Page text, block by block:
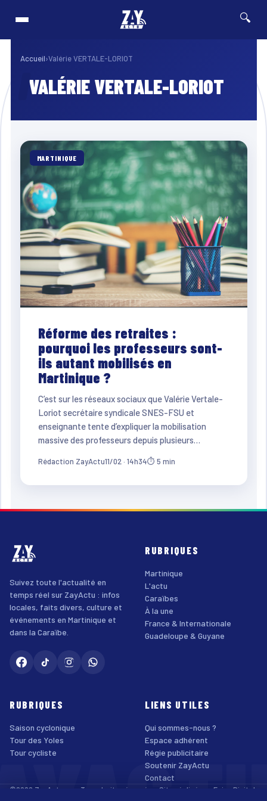
🔍
⚡ Breaking
de terrain pour retrouver les derniers véhicules concernés FRANCE
Accueil›Valérie VERTALE-LORIOT
VALÉRIE VERTALE-LORIOT
MARTINIQUE
Réforme des retraites :
pourquoi les professeurs sont-
ils autant mobilisés en
Martinique ?
C’est sur les réseaux sociaux que Valérie Vertale-
Loriot secrétaire syndicale SNES-FSU et
enseignante tente d’expliquer la mobilisation
massive des professeurs depuis plusieurs…
Rédaction ZayActu11/02 · 14h34⏱ 5 min
Suivez toute l'actualité en
temps réel sur ZayActu : infos
locales, faits divers, culture et
événements en Martinique et
dans la Caraïbe.
RUBRIQUES
Martinique
L'actu
Caraïbes
À la une
France & Internationale
Guadeloupe & Guyane
RUBRIQUES
Saison cyclonique
Tour des Yoles
Tour cycliste
LIENS UTILES
Qui sommes-nous ?
Espace adhérent
Régie publicitaire
Soutenir ZayActu
Contact
©2026 ZayActu.org. Tous droits réservés. · Site réalisé par Enjoy Digital